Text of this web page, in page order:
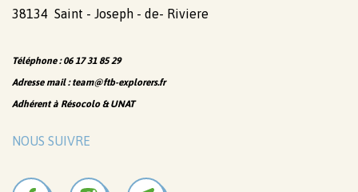
38134 Saint - Joseph - de- Riviere
Téléphone : 06 17 31 85 29
Adresse mail : team@ftb-explorers.fr
Adhérent à Résocolo & UNAT
NOUS SUIVRE